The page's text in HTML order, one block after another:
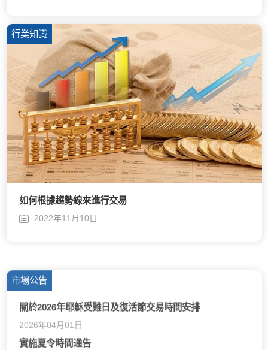
如何根據趨勢線來進行交易
2022年11月10日
行業知識
關於2026年耶穌受難日及復活節交易時間安排
2026年04月01日
實施夏令時間通告
2026年03月06日